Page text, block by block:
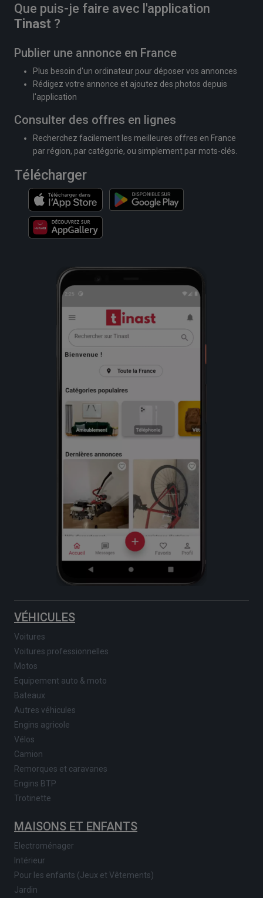
Que puis-je faire avec l'application
Tinast ?
Publier une annonce en France
Plus besoin d'un ordinateur pour déposer vos annonces
Rédigez votre annonce et ajoutez des photos depuis
l'application
Consulter des offres en lignes
Recherchez facilement les meilleures offres en France
par région, par catégorie, ou simplement par mots-clés.
Télécharger
VÉHICULES
Voitures
Voitures professionnelles
Motos
Equipement auto & moto
Bateaux
Autres véhicules
Engins agricole
Vélos
Camion
Remorques et caravanes
Engins BTP
Trotinette
MAISONS ET ENFANTS
Electroménager
Intérieur
Pour les enfants (Jeux et Vêtements)
Jardin